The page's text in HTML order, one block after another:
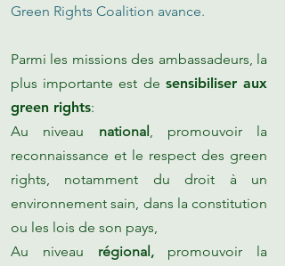
Green Rights Coalition avance.
Parmi les missions des ambassadeurs, la
plus importante est de sensibiliser aux
green rights:​
Au niveau national, promouvoir la
reconnaissance et le respect des green
rights, notamment du droit à un
environnement sain, dans la constitution
ou les lois de son pays,
Au niveau régional, promouvoir la